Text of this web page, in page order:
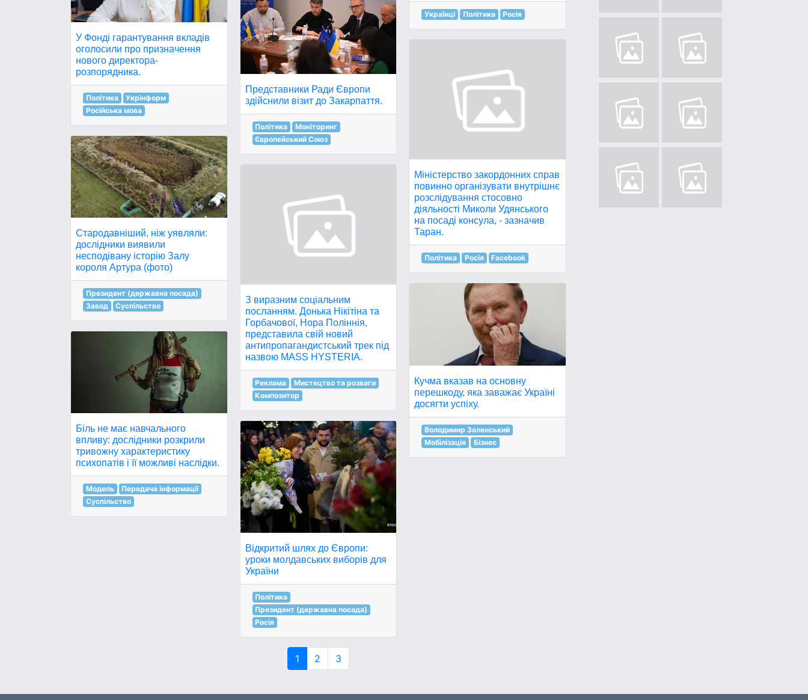
У Фонді гарантування вкладів
оголосили про призначення
нового директора-
розпорядника.
Політика
Укрінформ
Російська мова
Стародавніший, ніж уявляли:
дослідники виявили
несподівану історію Залу
короля Артура (фото)
Президент (державна посада)
Завод
Суспільство
Біль не має навчального
впливу: дослідники розкрили
тривожну характеристику
психопатів і її можливі наслідки.
Модель
Передача інформації
Суспільство
Представники Ради Європи
здійснили візит до Закарпаття.
Політика
Моніторинг
Європейський Союз
З виразним соціальним
посланням. Донька Нікітіна та
Горбачової, Нора Поліннія,
представила свій новий
антипропагандистський трек під
назвою MASS HYSTERIA.
Реклама
Мистецтво та розваги
Композитор
Відкритий шлях до Європи:
уроки молдавських виборів для
України
Політика
Президент (державна посада)
Росія
Українці Політика Росія
Міністерство закордонних справ
повинно організувати внутрішнє
розслідування стосовно
діяльності Миколи Удянського
на посаді консула, - зазначив
Таран.
Політика Росія Facebook
Кучма вказав на основну
перешкоду, яка заважає Україні
досягти успіху.
Володимир Зеленський
Мобілізація
Бізнес
1 2 3